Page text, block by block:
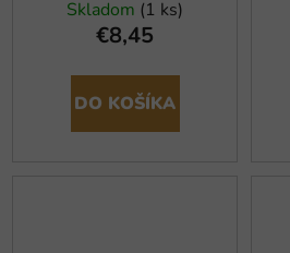
Skladom (1 ks)
€8,45
DO KOŠÍKA